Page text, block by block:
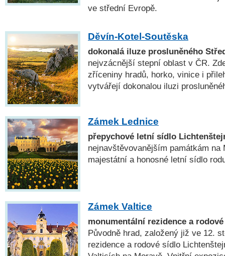
ve střední Evropě.
Děvín-Kotel-Soutěska
dokonalá iluze prosluněného
nejvzácnější stepní oblast v ČR.
zříceniny hradů, horko, vinice i
vytvářejí dokonalou iluzi
Zámek Lednice
přepychové letní sídlo
nejnavštěvovanějším památkám na
majestátní a honosné letní sídlo
Zámek Valtice
monumentální rezidence a
Původně hrad, založený již ve 12.
rezidence a rodové sídlo